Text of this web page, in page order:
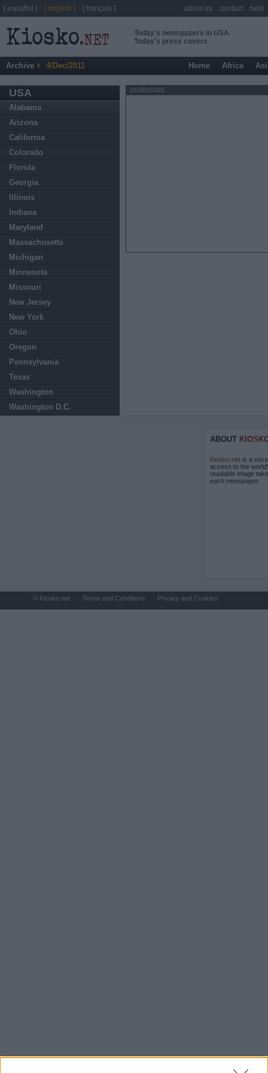
Today's newspapers in USA
Today's press covers
Archive 4/Dec/2011 Home Africa
USA
Alabama
Arizona
California
Colorado
Florida
Georgia
Illinois
Indiana
Maryland
Massachusetts
Michigan
Minnesota
Missouri
New Jersey
New York
Ohio
Oregon
Pennsylvania
Texas
Washington
Washington D.C.
publicidad
ABOUT
Kiosko.net is a
access to the
readable image
each newspaper.
[ español ] [ english ] [ français ] about us contact help
© Kiosko.net Terms and Conditions Privacy and Cookies